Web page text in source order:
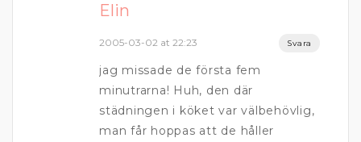
Elin
2005-03-02 at 22:23 Svara
jag missade de första fem
minutrarna! Huh, den där
städningen i köket var välbehövlig,
man får hoppas att de håller